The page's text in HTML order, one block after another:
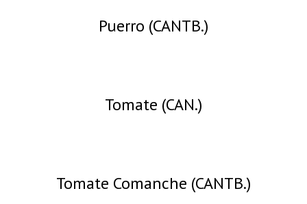
Puerro (CANTB.)
Tomate (CAN.)
Tomate Comanche (CANTB.)